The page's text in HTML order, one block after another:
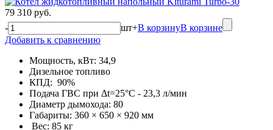
79 310 руб.
-
шт+В корзинуВ корзине
Добавить к сравнению
Мощность, кВт: 34,9
Дизельное топливо
КПД: 90%
Подача ГВС при Δt=25°С - 23,3 л/мин
Диаметр дымохода: 80
Габариты: 360 × 650 × 920 мм
Вес: 85 кг